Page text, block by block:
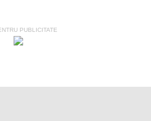
PUBLICITATE